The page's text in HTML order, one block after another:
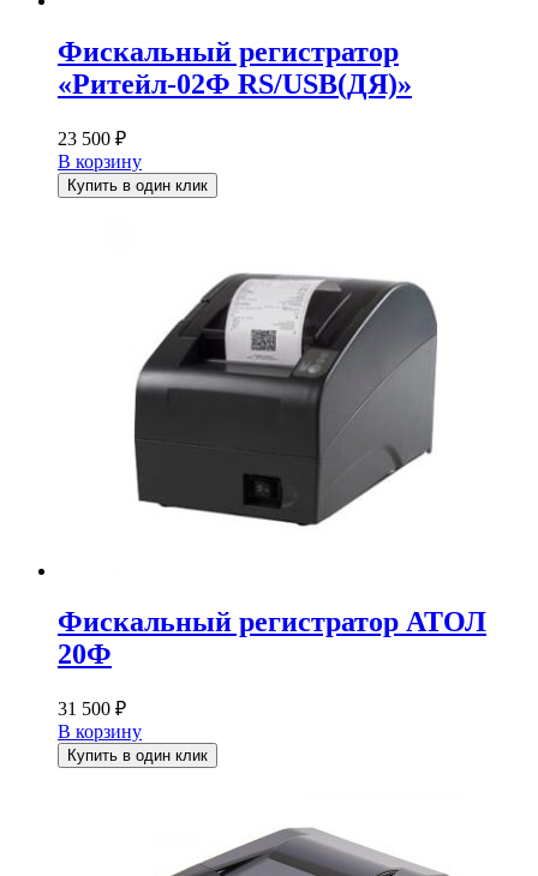
Фискальный регистратор
«Ритейл-02Ф RS/USB(ДЯ)»
23 500 ₽
В корзину
Купить в один клик
Фискальный регистратор АТОЛ
20Ф
31 500 ₽
В корзину
Купить в один клик